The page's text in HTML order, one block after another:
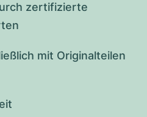
zertifizierte
mit Originalteilen